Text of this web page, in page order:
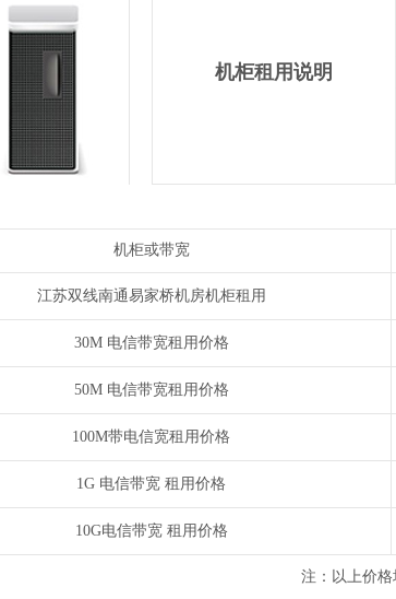
机柜租用说明
机柜或带宽
江苏双线南通易家桥机房机柜租用
30M 电信带宽租用价格
50M 电信带宽租用价格
100M带电信宽租用价格
1G 电信带宽 租用价格
10G电信带宽 租用价格
注：以上价格